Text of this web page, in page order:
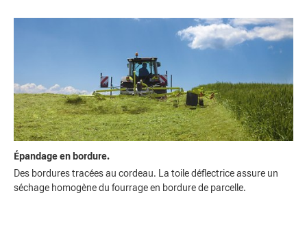
Épandage en bordure.
Des bordures tracées au cordeau. La toile déflectrice assure un
séchage homogène du fourrage en bordure de parcelle.